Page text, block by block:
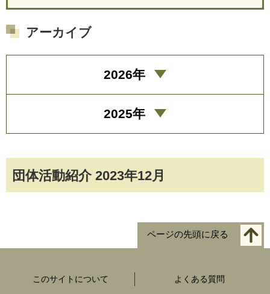
団体活動紹介 2023年12月
アーカイブ
2026年
2025年
ページの先頭に戻る
このサイトについて よくある質問